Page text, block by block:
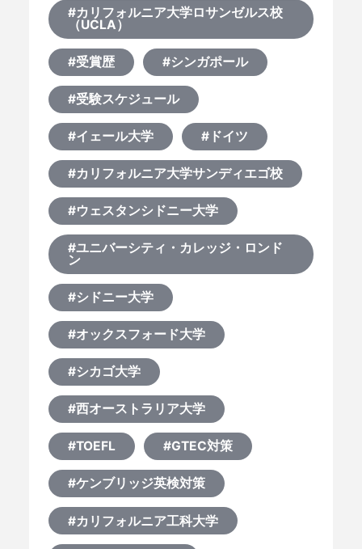
#カリフォルニア大学ロサンゼルス校
（UCLA）
#受賞歴 #シンガポール
#受験スケジュール
#イェール大学 #ドイツ
#カリフォルニア大学サンディエゴ校
#ウェスタンシドニー大学
#ユニバーシティ・カレッジ・ロンド
ン
#シドニー大学
#オックスフォード大学
#シカゴ大学
#西オーストラリア大学
#TOEFL #GTEC対策
#ケンブリッジ英検対策
#カリフォルニア工科大学